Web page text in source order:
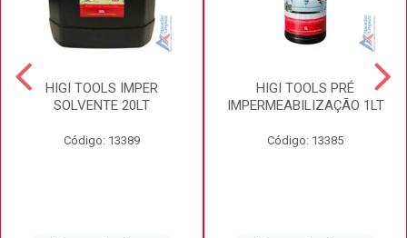
HIGI TOOLS IMPER
SOLVENTE 20LT
Código: 13389
HIGI TOOLS PRÉ
IMPERMEABILIZAÇÃO 1LT
Código: 13385